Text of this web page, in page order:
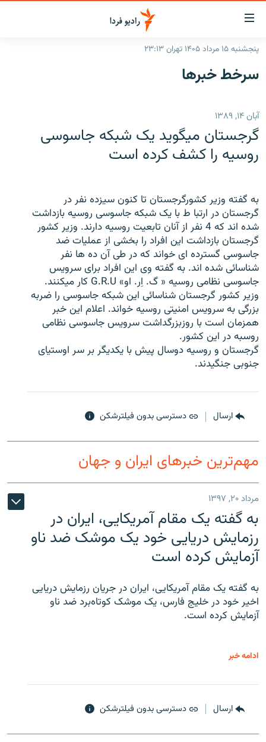
لینک‌های
قابلیت
دسترسی
بازگشت
اصلی
رفتن
صفحه
ایران
رادیو
انتخاب کنید و بشنوید
فرکانس‌ها
پادکست
گزارش‌های تصویری
گزارش‌های ویدئویی
زنان فردا
English
به ما بپیوندید
زبان‌های دیگر
پنجشنبه ۱۵ مرداد ۱۴۰۵ تهران ۲۳:۱۳
سرخط‌ خبرها
آبان ۱۴, ۱۳۸۹
گرجستان میگوید یک شبکه جاسوسی
روسیه را کشف کرده است
به گفته وزیر کشورگرجستان تا کنون سیزده نفر در
گرجستان در ارتبا ط با یک شبکه جاسوسی روسیه بازداشت
شده اند که 4 نفر از آنان تابعیت روسیه دارند. وزیر کشور
گرجستان بازداشت این افراد را بخشی از عملیات ضد
جاسوسی گسترده ای خواند که در طی آن ده ها نفر
شناسائی شده اند. به گفته وی این افراد برای سرویس
جاسوسی نظامی روسیه « گ. اِر. او» G.R.U کار میکنند.
وزیر کشور گرجستان شناسائی این شبکه جاسوسی را ضربه
بزرگی به سرویس امنیتی روسیه خواند. اعلام این خبر
همزمان است با روزبزرگداشت سرویس جاسوسی نظامی
روسبه در این کشور.
گرجستان و روسیه دوسال پیش با یکدیگر بر سر اوستیای
جنوبی جنگیدند.
ارسال دسترسی بدون فیلترشکن
مهم‌ترین خبرهای ایران و جهان
مرداد ۲۰, ۱۳۹۷
به گفته یک مقام آمریکایی، ایران در
رزمایش دریایی خود یک موشک ضد ناو
آزمایش کرده است
به گفته یک مقام آمریکایی، ایران در جریان رزمایش دریایی
اخیر خود در خلیج فارس، یک موشک کوتاه‌برد ضد ناو
آزمایش کرده است.
ادامه خبر
ارسال دسترسی بدون فیلترشکن